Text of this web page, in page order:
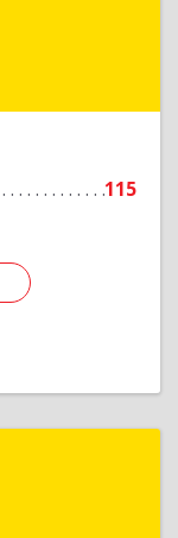
115
Подробнее